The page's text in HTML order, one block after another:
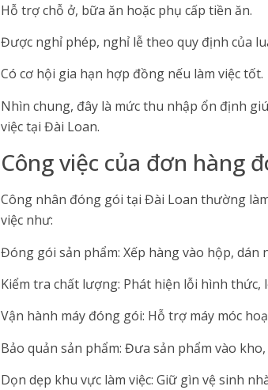
Hỗ trợ chỗ ở, bữa ăn hoặc phụ cấp tiền ăn.
Được nghỉ phép, nghỉ lễ theo quy định của
Có cơ hội gia hạn hợp đồng nếu làm việc tốt.
Nhìn chung, đây là mức thu nhập ổn định
việc tại Đài Loan.
Công việc của đơn hàng
Công nhân đóng gói tại Đài Loan thường
việc như:
Đóng gói sản phẩm: Xếp hàng vào hộp,
Kiểm tra chất lượng: Phát hiện lỗi hình thức,
Vận hành máy đóng gói: Hỗ trợ máy móc
Bảo quản sản phẩm: Đưa sản phẩm vào
Dọn dẹp khu vực làm việc: Giữ gìn vệ sinh